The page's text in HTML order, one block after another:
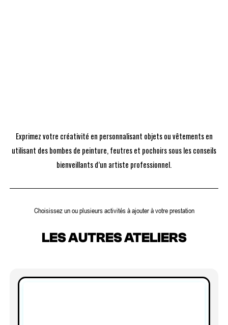
Exprimez votre créativité en personnalisant objets ou vêtements en
utilisant des bombes de peinture, feutres et pochoirs sous les conseils
bienveillants d’un artiste professionnel.
Choisissez un ou plusieurs activités à ajouter à votre prestation
LES AUTRES ATELIERS